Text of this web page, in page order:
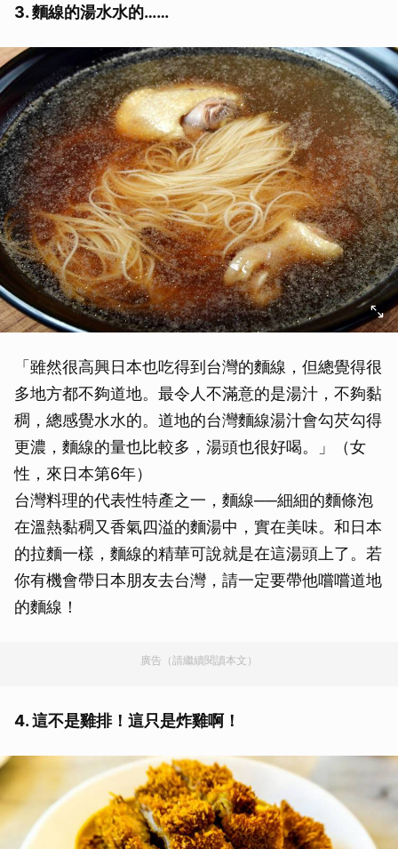
3. 麵線的湯水水的……
「雖然很高興日本也吃得到台灣的麵線，但總覺得很
多地方都不夠道地。最令人不滿意的是湯汁，不夠黏
稠，總感覺水水的。道地的台灣麵線湯汁會勾芡勾得
更濃，麵線的量也比較多，湯頭也很好喝。」（女
性，來日本第6年）
台灣料理的代表性特產之一，麵線──細細的麵條泡
在溫熱黏稠又香氣四溢的麵湯中，實在美味。和日本
的拉麵一樣，麵線的精華可說就是在這湯頭上了。若
你有機會帶日本朋友去台灣，請一定要帶他嚐嚐道地
的麵線！
廣告（請繼續閱讀本文）
4. 這不是雞排！這只是炸雞啊！